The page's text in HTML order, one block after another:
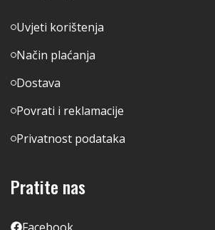
Uvjeti korištenja
Način plaćanja
Dostava
Povrati i reklamacije
Privatnost podataka
Pratite nas